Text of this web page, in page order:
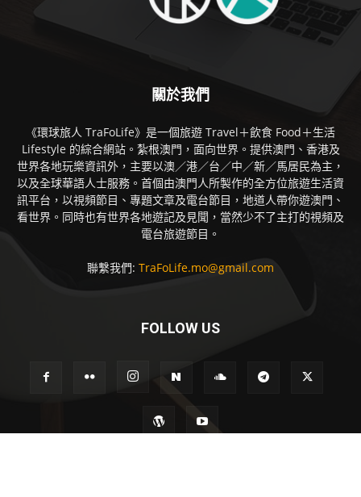
關於我們
《環球旅人 TraFoLife》是一個旅遊 Travel＋飲食 Food＋生活
Lifestyle 的綜合網站。紮根澳門，面向世界。提供澳門、香港及
世界各地玩樂資訊外，主要以澳／港／台／中／新／馬居民為主，
以及全球華語人士服務。首個由澳門人所製作的全方位旅遊生活資
訊平台，以視頻節目、專題文章及電台節目，地道人帶你遊澳門、
看世界。同時也有世界各地遊記及見聞，當然少不了主打的視頻及
電台旅遊節目。
聯繫我們: TraFoLife.mo@gmail.com
FOLLOW US